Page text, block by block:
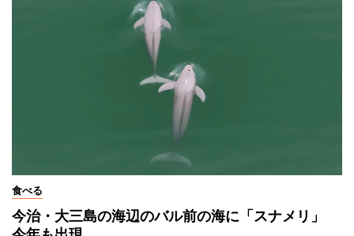
食べる
今治・大三島の海辺のバル前の海に「スナメリ」